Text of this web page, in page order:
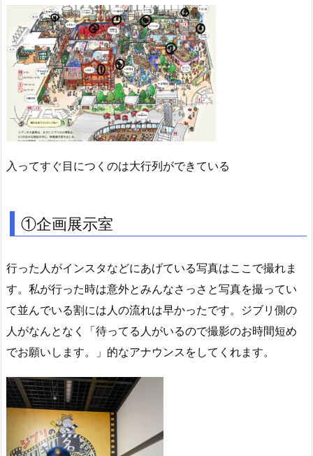
入ってすぐ目につくのは大行列ができている
①企画展示室
行った人がインスタなどにあげている写真はここで撮れま
す。私が行った時は意外とみんなさっさと写真を撮ってい
て並んでいる割には人の流れは早かったです。ジブリ側の
人がなんとなく「待ってる人がいるので撮影のお時間短め
でお願いします。」的なアナウンスをしてくれます。